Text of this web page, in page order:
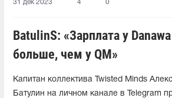
31 дек 2023 4 0
BatulinS: «Зарплата у
больше, чем у QM»
Капитан коллектива Twisted Minds
Батулин на личном канале в Telegram